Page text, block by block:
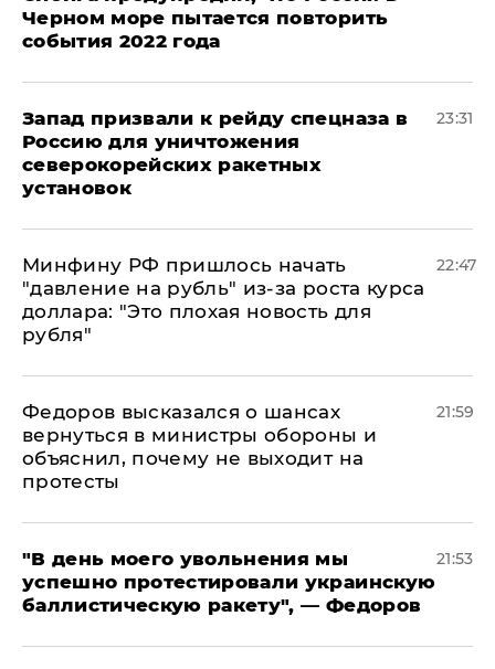
Черном море пытается повторить
события 2022 года
Запад призвали к рейду спецназа в
Россию для уничтожения
северокорейских ракетных
установок
23:31
Минфину РФ пришлось начать
"давление на рубль" из-за роста курса
доллара: "Это плохая новость для
рубля"
22:47
Федоров высказался о шансах
вернуться в министры обороны и
объяснил, почему не выходит на
протесты
21:59
​"В день моего увольнения мы
успешно протестировали украинскую
баллистическую ракету", — Федоров
21:53